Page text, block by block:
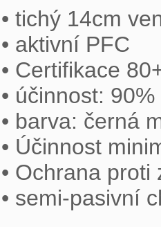
• tichý 14cm
• aktivní PFC
• Certifikace
• účinnost: 90%
• barva: černá
• Účinnost
• Ochrana
• semi-pasivní